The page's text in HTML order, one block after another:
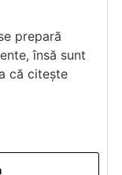
prepară
însă sunt
că citește